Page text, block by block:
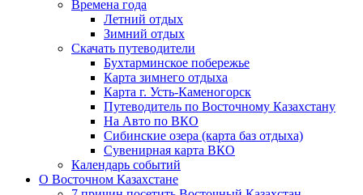
Времена года
Летний отдых
Зимний отдых
Скачать путеводители
Бухтарминское побережье
Карта зимнего отдыха
Карта г. Усть-Каменогорск
Путеводитель по Восточному Казахстану
На Авто по ВКО
Сибинские озера (карта баз отдыха)
Сувенирная карта ВКО
Календарь событий
О Восточном Казахстане